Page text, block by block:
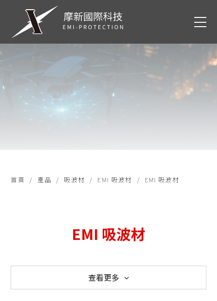
首頁 產品 吸波材 EMI 吸波材 EMI 吸波材
EMI 吸波材
查看更多